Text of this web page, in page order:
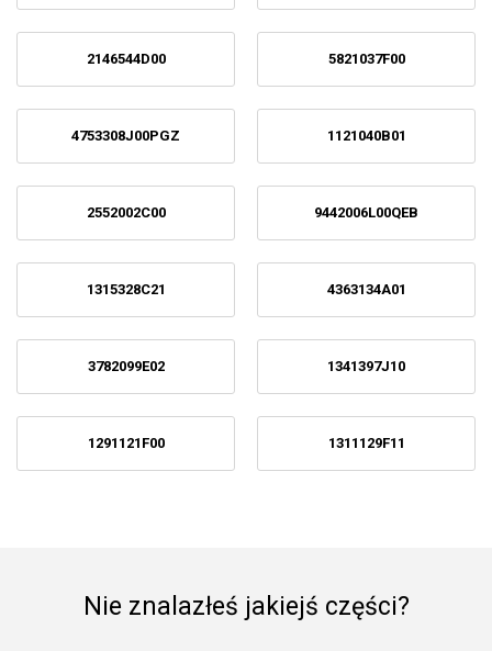
2146544D00 5821037F00
4753308J00PGZ 1121040B01
2552002C00 9442006L00QEB
1315328C21 4363134A01
3782099E02 1341397J10
1291121F00 1311129F11
Nie znalazłeś jakiejś części?